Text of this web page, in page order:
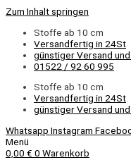
Zum Inhalt springen
Stoffe ab 10 cm
Versandfertig in 24St
günstiger Versand
01522 / 92 60 995
Stoffe ab 10 cm
Versandfertig in 24St
günstiger Versand
Whatsapp Instagram
Menü
0,00 € 0 Warenkorb